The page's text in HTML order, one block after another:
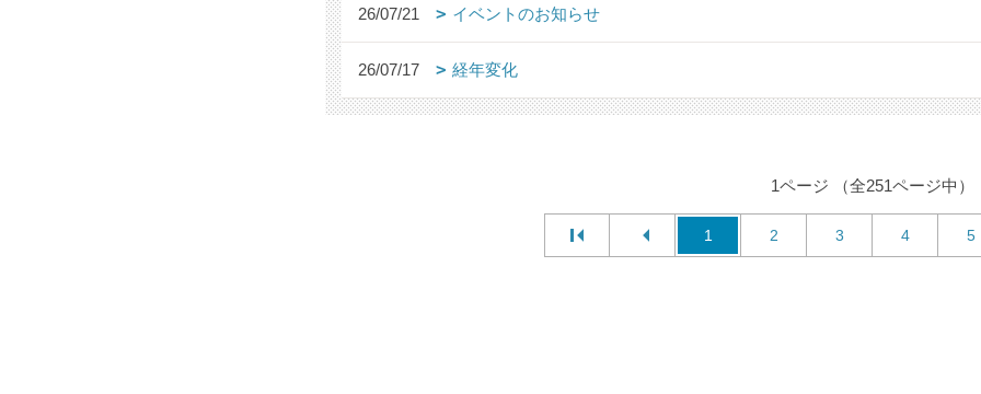
26/07/21 イベントのお知らせ
26/07/17 経年変化
1ページ （全251ページ中）
1 2 3 4 5